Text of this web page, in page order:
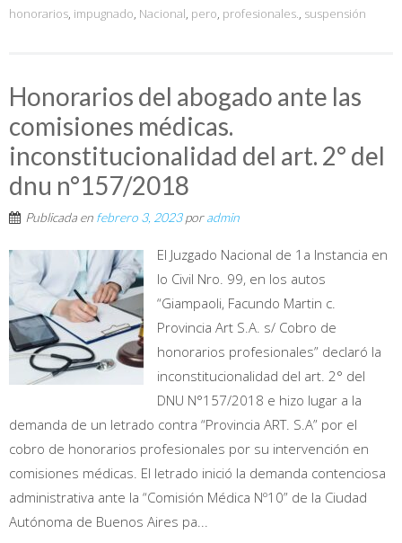
honorarios, impugnado, Nacional, pero, profesionales., suspensión
Honorarios del abogado ante las
comisiones médicas.
inconstitucionalidad del art. 2° del
dnu n°157/2018
Publicada en febrero 3, 2023poradmin
El Juzgado Nacional de 1a Instancia en
lo Civil Nro. 99, en los autos
“Giampaoli, Facundo Martin c.
Provincia Art S.A. s/ Cobro de
honorarios profesionales” declaró la
inconstitucionalidad del art. 2° del
DNU N°157/2018 e hizo lugar a la
demanda de un letrado contra “Provincia ART. S.A” por el
cobro de honorarios profesionales por su intervención en
comisiones médicas. El letrado inició la demanda contenciosa
administrativa ante la “Comisión Médica Nº10” de la Ciudad
Autónoma de Buenos Aires pa...